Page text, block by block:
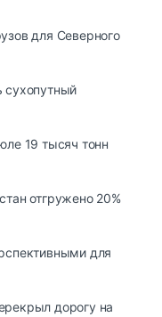
для Северного
сухопутный
19 тысяч тонн
отгружено 20%
для
дорогу на